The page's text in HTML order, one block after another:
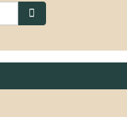
suchen